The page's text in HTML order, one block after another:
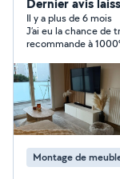
à me contacter
M et H
Il y a plus de 6 mois
J’ai eu la chance de
recommande à
complètement
rapide, efficace et
est une personne
d’excellents
tarifs sont
à lui, mon
N’hésitez pas une
compétent,
tout ❤️😍
Montage de